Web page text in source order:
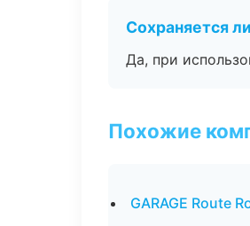
Сохраняется
Да, при
Похожие
GARAGE Route